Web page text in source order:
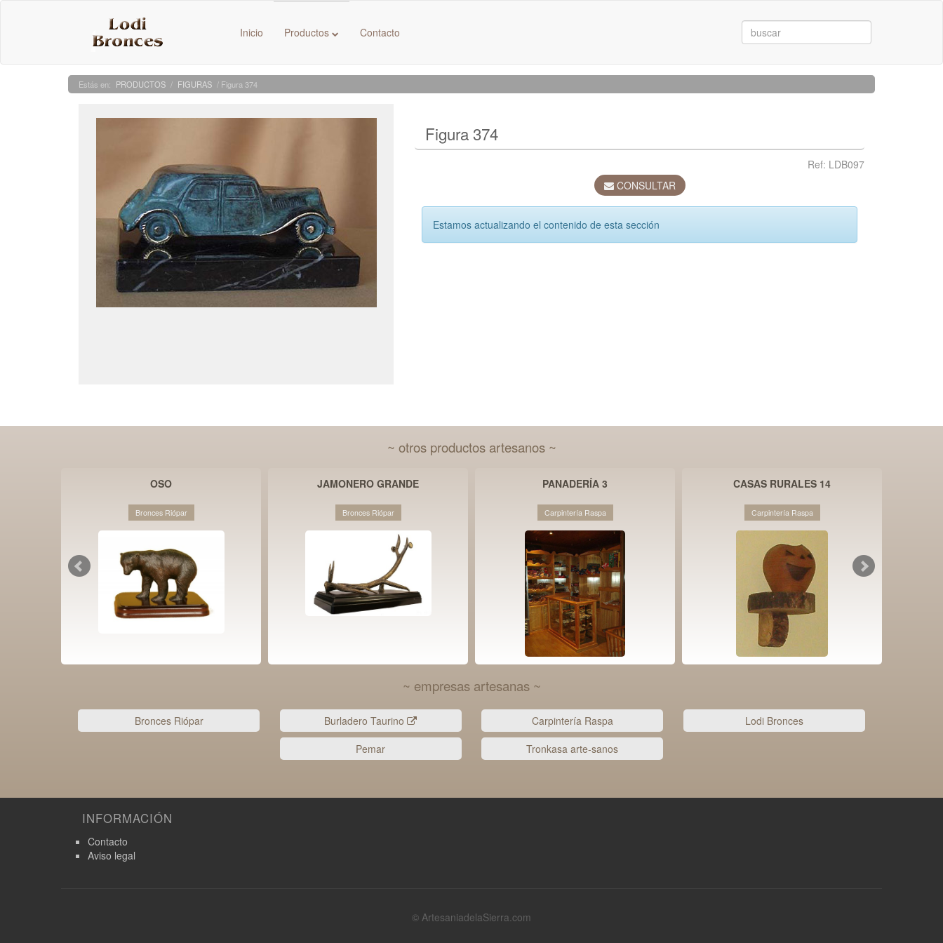
Inicio Productos Contacto
PRODUCTOS / FIGURAS / Figura 374
Figura 374
Ref: LDB097
CONSULTAR
Estamos actualizando el contenido de esta sección
~ otros productos artesanos ~
OSO
Bronces Riópar
JAMONERO GRANDE
Bronces Riópar
PANADERÍA 3
Carpintería Raspa
CASAS RURALES 14
Carpintería Raspa
~ empresas artesanas ~
Bronces Riópar Burladero Taurino Carpintería Raspa
Lodi Bronces
Pemar
Tronkasa arte-sanos
INFORMACIÓN
Contacto
Aviso legal
© ArtesaniadelaSierra.com